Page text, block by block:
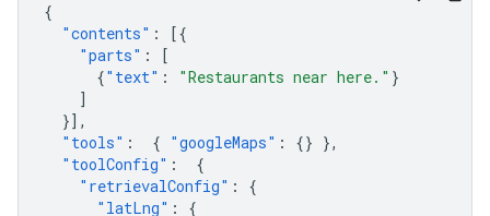
{
"contents" :
[{
"parts" :
[
{"text" : "Restaurants near here." }
]
}],
"tools" : { "googleMaps" : {} },
"toolConfig" :
{
"retrievalConfig" :
{
"latLng" :
{